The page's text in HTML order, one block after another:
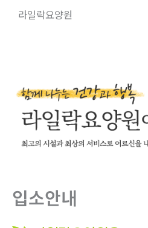
라일락요양원
입소안내